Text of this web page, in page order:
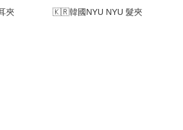
夾 🇰🇷韓國NYU NYU 髮夾